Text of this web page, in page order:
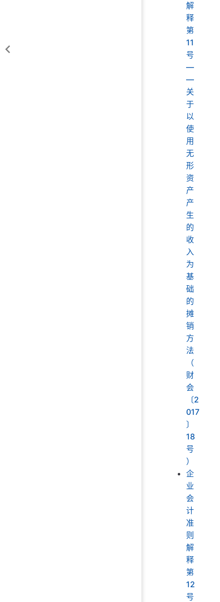
解
释
第
11
号
—
—
关
于
以
使
用
无
形
资
产
产
生
的
收
入
为
基
础
的
摊
销
方
法
（
财
会
〔2
017
〕
18
号
）
企
业
会
计
准
则
解
释
第
12
号